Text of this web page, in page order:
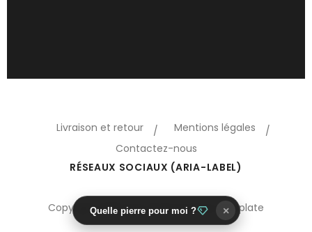
Livraison et retour
Mentions légales
Contactez-nous
RÉSEAUX SOCIAUX (ARIA-LABEL)
Copyright 2018 Oreo © Prestashop template
Quelle pierre pour moi ? ×